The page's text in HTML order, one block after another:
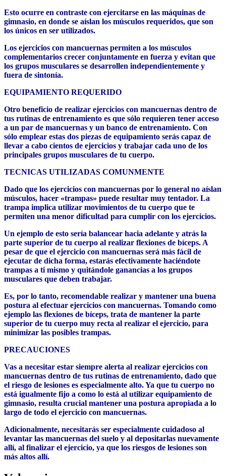
Esto ocurre en contraste con ejercitarse en las máquinas de
gimnasio, en donde se aíslan los músculos requeridos, que son
los únicos en ser utilizados.
Los ejercicios con mancuernas permiten a los músculos
complementarios crecer conjuntamente en fuerza y evitan que
los grupos musculares se desarrollen independientemente y
fuera de sintonía.
EQUIPAMIENTO REQUERIDO
Otro beneficio de realizar ejercicios con mancuernas dentro de
tus rutinas de entrenamiento es que sólo requieren tener acceso
a un par de mancuernas y un banco de entrenamiento. Con
sólo emplear estas dos piezas de equipamiento serás capaz de
llevar a cabo cientos de ejercicios y trabajar cada uno de los
principales grupos musculares de tu cuerpo.
TECNICAS UTILIZADAS COMUNMENTE
Dado que los ejercicios con mancuernas por lo general no aíslan
músculos, hacer «trampas» puede resultar muy tentador. La
trampa implica utilizar movimientos de tu cuerpo que te
permiten una menor dificultad para cumplir con los ejercicios.
Un ejemplo de esto sería balancear hacia adelante y atrás la
parte superior de tu cuerpo al realizar flexiones de bíceps. A
pesar de que el ejercicio con mancuernas será más fácil de
ejecutar de dicha forma, estarás efectivamente haciéndote
trampas a ti mismo y quitándole ganancias a los grupos
musculares que deben trabajar.
Es, por lo tanto, recomendable realizar y mantener una buena
postura al efectuar ejercicios con mancuernas. Tomando como
ejemplo las flexiones de bíceps, trata de mantener la parte
superior de tu cuerpo muy recta al realizar el ejercicio, para
minimizar las posibles trampas.
PRECAUCIONES
Vas a necesitar estar siempre alerta al realizar ejercicios con
mancuernas dentro de tus rutinas de entrenamiento, dado que
el riesgo de lesiones es especialmente alto. Ya que tu cuerpo no
está igualmente fijo a como lo está al utilizar equipamiento de
gimnasio, resulta crucial mantener una postura apropiada a lo
largo de todo el ejercicio con mancuernas.
Adicionalmente, necesitarás ser especialmente cuidadoso al
levantar las mancuernas del suelo y al depositarlas nuevamente
allí, al finalizar el ejercicio, ya que los riesgos de lesiones son
más altos allí.